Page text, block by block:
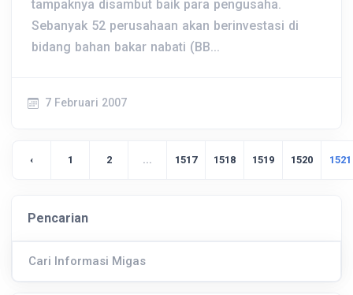
Pencarian
tampaknya disambut baik para pengusaha.
Sebanyak 52 perusahaan akan berinvestasi di
bidang bahan bakar nabati (BB...
7 Februari 2007
‹ 1 2 ... 1517 1518 1519 1520 1521